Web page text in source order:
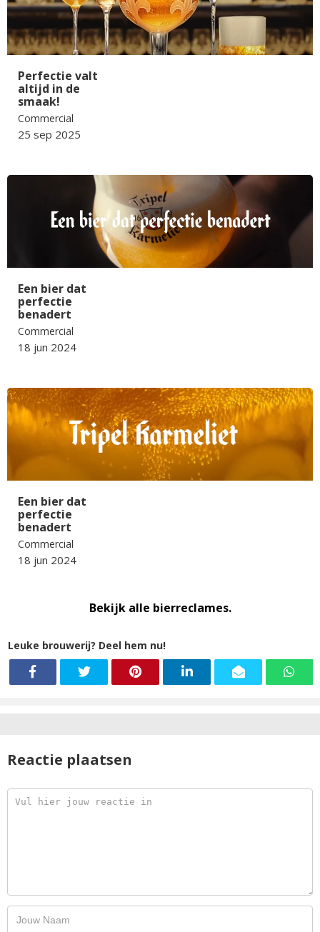
Perfectie valt
altijd in de
smaak!
Commercial
25 sep 2025
Een bier dat
perfectie
benadert
Commercial
18 jun 2024
Een bier dat
perfectie
benadert
Commercial
18 jun 2024
Bekijk alle bierreclames.
Leuke brouwerij? Deel hem nu!
Reactie plaatsen